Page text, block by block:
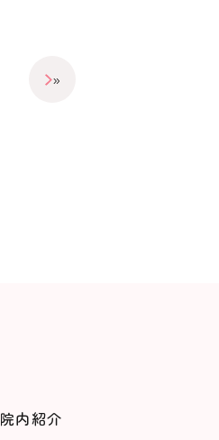
»
院内紹介